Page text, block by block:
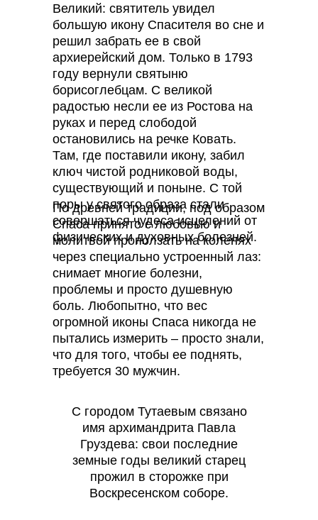
Великий: святитель увидел
большую икону Спасителя во сне и
решил забрать ее в свой
архиерейский дом. Только в 1793
году вернули святыню
борисоглебцам. С великой
радостью несли ее из Ростова на
руках и перед слободой
остановились на речке Ковать.
Там, где поставили икону, забил
ключ чистой родниковой воды,
существующий и поныне. С той
поры у святого образа стали
совершаться чудеса исцелений от
физических и духовных болезней.
По древней традиции, под образом
Спаса принято с любовью и
молитвой проползать на коленях
через специально устроенный лаз:
снимает многие болезни,
проблемы и просто душевную
боль. Любопытно, что вес
огромной иконы Спаса никогда не
пытались измерить – просто знали,
что для того, чтобы ее поднять,
требуется 30 мужчин.
С городом Тутаевым связано
имя архимандрита Павла
Груздева: свои последние
земные годы великий старец
прожил в сторожке при
Воскресенском соборе.